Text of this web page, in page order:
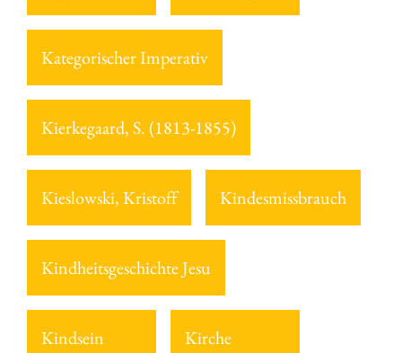
Kategorischer Imperativ
Kierkegaard, S. (1813-1855)
Kieslowski, Kristoff Kindesmissbrauch
Kindheitsgeschichte Jesu
Kindsein Kirche